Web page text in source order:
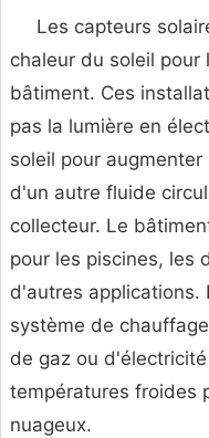
Les capteurs
chaleur du soleil pour
bâtiment. Ces
pas la lumière en
soleil pour
d'un autre fluide
collecteur. Le
pour les piscines, les
d'autres applications.
système de
de gaz ou
températures froides
nuageux.